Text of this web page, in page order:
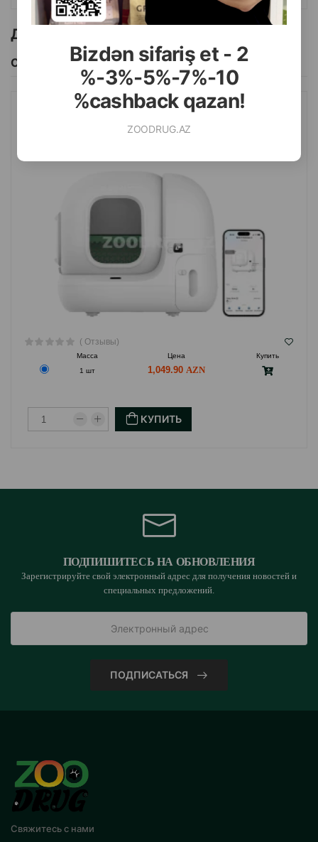
Bizdən sifariş et - 2
%-3%-5%-7%-10
%cashback qazan!
ZOODRUG.AZ
Другие товоры бренда
Смотреть Все
ОВРЕМЕННЫЙ ИНТЕЛЛЕКТУАЛЬНЫЙ ТУАЛЕТ ДЛЯ КОШЕК
( Отзывы)
Масса Цена
Купить
1 шт
1,049.90
КУПИТЬ
ПОДПИШИТЕСЬ НА ОБНОВЛЕНИЯ
Зарегистрируйте свой электронный адрес для получения новостей и
специальных предложений.
ПОДПИСАТЬСЯ
Свяжитесь с нами